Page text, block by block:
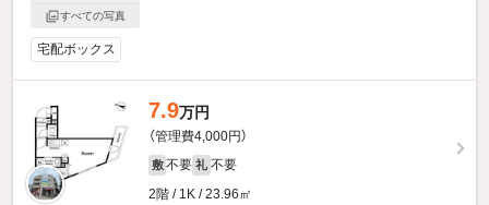
すべての写真
宅配ボックス
7.9万円
（管理費4,000円）
敷 不要 礼 不要
2階 / 1K / 23.96㎡